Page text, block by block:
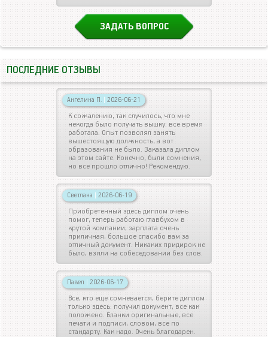
ЗАДАТЬ ВОПРОС
ПОСЛЕДНИЕ ОТЗЫВЫ
Ангелина П. | 2026-06-21
К сожалению, так случилось, что мне
некогда было получать вышку: все время
работала. Опыт позволял занять
вышестоящую должность, а вот
образования не было. Заказала диплом
на этом сайте. Конечно, были сомнения,
но все прошло отлично! Рекомендую.
Светлана | 2026-06-19
Приобретенный здесь диплом очень
помог, теперь работаю главбухом в
крутой компании, зарплата очень
приличная, большое спасибо вам за
отличный документ. Никаких придирок не
было, взяли на собеседовании без слов.
Павел | 2026-06-17
Все, кто еще сомневается, берите диплом
только здесь: получил документ, все как
положено. Бланки оригинальные, все
печати и подписи, словом, все по
стандарту. Как надо. Очень благодарен.